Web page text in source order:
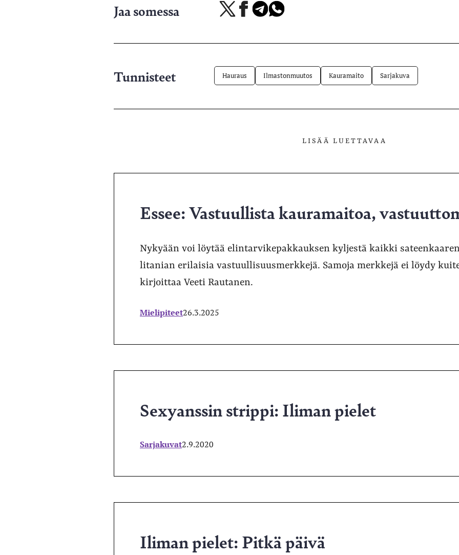
Jaa somessa
Jaa
palvelussa
Jaa Jaa Jaa
Tunnisteet Hauraus Ilmastonmuutos Kauramaito Sarjakuva
LISÄÄ LUETTAVAA
Essee: Vastuullista kauramaitoa,
Nykyään voi löytää elintarvikepakkauksen kyljestä kaikki
litanian erilaisia vastuullisuusmerkkejä. Samoja merkkejä ei löydy
kirjoittaa Veeti Rautanen.
Mielipiteet26.3.2025
Sexyanssin strippi: Iliman pielet
Sarjakuvat2.9.2020
Iliman pielet: Pitkä päivä